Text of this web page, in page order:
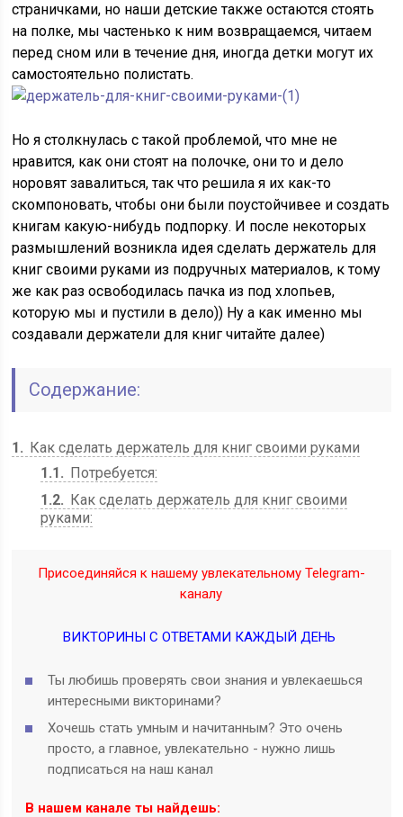
страничками, но наши детские также остаются стоять
на полке, мы частенько к ним возвращаемся, читаем
перед сном или в течение дня, иногда детки могут их
самостоятельно полистать.
Но я столкнулась с такой проблемой, что мне не
нравится, как они стоят на полочке, они то и дело
норовят завалиться, так что решила я их как-то
скомпоновать, чтобы они были поустойчивее и создать
книгам какую-нибудь подпорку. И после некоторых
размышлений возникла идея сделать держатель для
книг своими руками из подручных материалов, к тому
же как раз освободилась пачка из под хлопьев,
которую мы и пустили в дело)) Ну а как именно мы
создавали держатели для книг читайте далее)
Содержание:
1
Как сделать держатель для книг своими руками
1.1
Потребуется:
1.2
Как сделать держатель для книг своими
руками:
Присоединяйся к нашему увлекательному Telegram-
каналу
ВИКТОРИНЫ С ОТВЕТАМИ КАЖДЫЙ ДЕНЬ
Ты любишь проверять свои знания и увлекаешься
интересными викторинами?
Хочешь стать умным и начитанным? Это очень
просто, а главное, увлекательно - нужно лишь
подписаться на наш канал
В нашем канале ты найдешь: